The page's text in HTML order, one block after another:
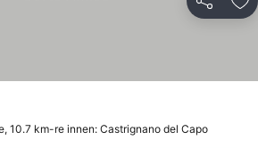
10.7 km-re innen: Castrignano del Capo